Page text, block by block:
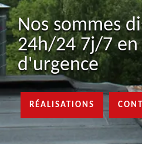
Nos sommes
24h/24 7j/7 en
d'urgence
RÉALISATIONS